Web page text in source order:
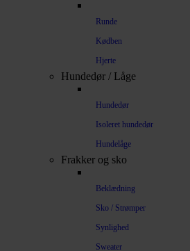
Runde
Kødben
Hjerte
Hundedør / Låge
Hundedør
Isoleret hundedør
Hundelåge
Frakker og sko
Beklædning
Sko / Strømper
Synlighed
Sweater